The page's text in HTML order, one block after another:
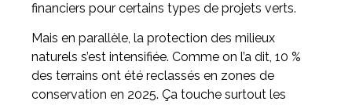
financiers pour certains types de projets verts.
Mais en parallèle, la protection des milieux
naturels s’est intensifiée. Comme on l’a dit, 10 %
des terrains ont été reclassés en zones de
conservation en 2025. Ça touche surtout les